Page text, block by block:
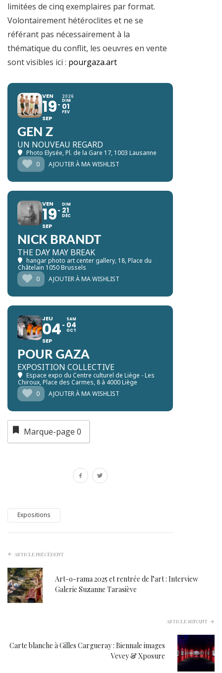
limitées de cinq exemplaires par format.
Volontairement hétéroclites et ne se
référant pas nécessairement à la
thématique du conflit, les oeuvres en vente
sont visibles ici : pourgaza.art
VEN
19
SEP
2026
DIM
01
FEV
GEN Z
UN NOUVEAU REGARD
Photo Elysée, Pl. de la Gare 17, 1003 Lausanne
0
AJOUTER À MA WISHLIST
VEN
19
SEP
DIM
21
DÉC
NICK BRANDT
THE DAY MAY BREAK
hangar photo art center gallery, 18, Place du
Châtelain 1050 Brussels
0
AJOUTER À MA WISHLIST
JEU
04
SEP
SAM
04
OCT
POUR GAZA
EXPOSITION COLLECTIVE
Espace expo du Centre culturel de Liège - Les
Chiroux, Place des Carmes, 8 à 4000 Liège
0
AJOUTER À MA WISHLIST
Marque-page 0
Expositions
ARTICLE PRÉCÉDENT
Art-o-rama 2025 et rentrée de l’art : Interview
Galerie Suzanne Tarasiève
ARTICLE SUIVANT
Carte blanche à Gilles Cargueray : Biennale images
Vevey & Xposure